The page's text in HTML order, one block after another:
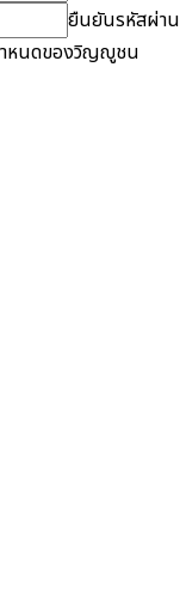
ยืนยันรหัสผ่าน
ำหนดของวิญญูชน